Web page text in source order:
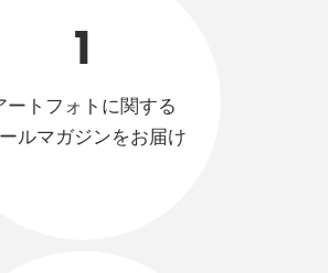
1
ートフォトに関する
ルマガジンをお届け